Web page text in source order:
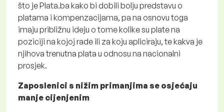
što je Plata.ba kako bi dobili bolju predstavu o
platama i kompenzacijama, pa na osnovu toga
imaju približnu ideju o tome kolike su plate na
poziciji na kojoj rade ili za koju apliciraju, te kakva je
njihova trenutna plata u odnosu na nacionalni
prosjek.
Zaposlenici s nižim primanjima se osjećaju
manje cijenjenim